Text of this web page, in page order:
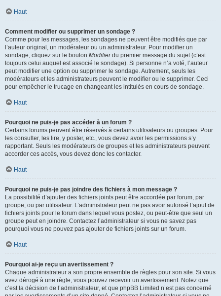
Haut
Comment modifier ou supprimer un sondage ?
Comme pour les messages, les sondages ne peuvent être modifiés que par
l’auteur original, un modérateur ou un administrateur. Pour modifier un
sondage, cliquez sur le bouton Modifierdu premier message du sujet (c’est
toujours celui auquel est associé le sondage). Si personne n’a voté, l’auteur
peut modifier une option ou supprimer le sondage. Autrement, seuls les
modérateurs et les administrateurs peuvent le modifier ou le supprimer. Ceci
pour empêcher le trucage en changeant les intitulés en cours de sondage.
Haut
Pourquoi ne puis-je pas accéder à un forum ?
Certains forums peuvent être réservés à certains utilisateurs ou groupes. Pour
les consulter, les lire, y poster, etc., vous devez avoir les permissions s’y
rapportant. Seuls les modérateurs de groupes et les administrateurs peuvent
accorder ces accès, vous devez donc les contacter.
Haut
Pourquoi ne puis-je pas joindre des fichiers à mon message ?
La possibilité d’ajouter des fichiers joints peut être accordée par forum, par
groupe, ou par utilisateur. L’administrateur peut ne pas avoir autorisé l’ajout de
fichiers joints pour le forum dans lequel vous postez, ou peut-être que seul un
groupe peut en joindre. Contactez l’administrateur si vous ne savez pas
pourquoi vous ne pouvez pas ajouter de fichiers joints sur un forum.
Haut
Pourquoi ai-je reçu un avertissement ?
Chaque administrateur a son propre ensemble de règles pour son site. Si vous
avez dérogé à une règle, vous pouvez recevoir un avertissement. Notez que
c’est la décision de l’administrateur, et que phpBB Limited n’est pas concerné